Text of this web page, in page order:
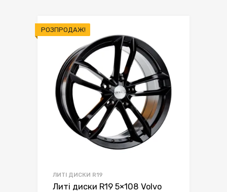
РОЗПРОДАЖ!
ЛИТІ ДИСКИ R19
Литі диски R19 5×108 Volvo